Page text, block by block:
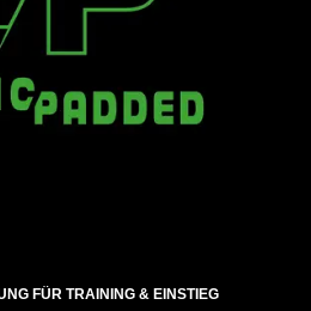
FÜR TRAINING & EINSTIEG